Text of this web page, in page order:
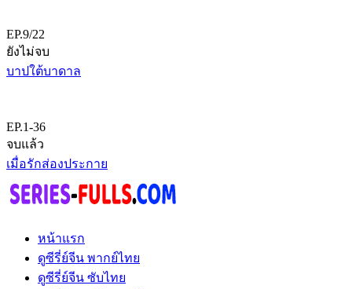
EP.9/22
ยังไม่จบ
บาปใต้บาดาล
EP.1-36
จบแล้ว
เมื่อรักส่องประกาย
หน้าแรก
ดูซีรี่ย์จีน พากย์ไทย
ดูซีรี่ย์จีน ซับไทย